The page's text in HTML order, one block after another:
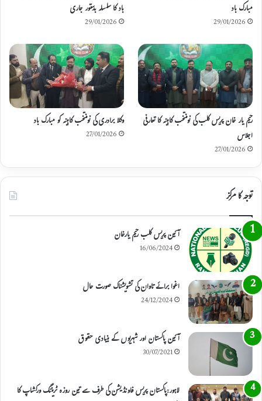
m
مبارک باد
29/01/2026
باد کا سلسلہ بدستور جاری
29/01/2026
رحیم یار خان پریس کلب کی نومنتخب کابینہ کا تعارفی
اجلاس
27/01/2026
وکلا برادری کی نومنتخب کابینہ کو مبارک باد
27/01/2026
توجہ کا مرکز
آئین پریس کلب رحیم یارخان
16/06/2024
اغوا برائے تاوان کی تشویشناک صورت حال
24/12/2024
آئین پاکستان اور شہریوں کے بنیادی حقوق
30/07/2021
لاہور:پاکستان پریس فاونڈیشن کی طرف سے تین روزہ ٹریننگ ورکشاپ کا